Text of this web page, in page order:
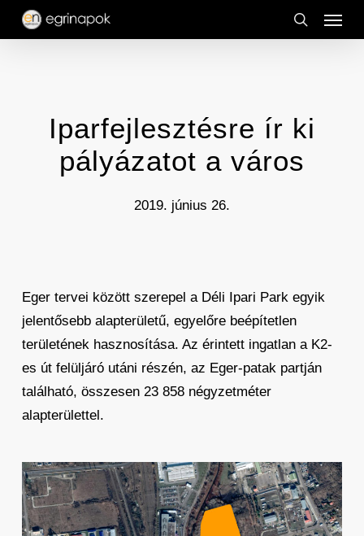
Skip
search
Menu
Iparfejlesztésre ír ki
pályázatot a város
2019. június 26.
Eger tervei között szerepel a Déli Ipari Park egyik
jelentősebb alapterületű, egyelőre beépítetlen
területének hasznosítása. Az érintett ingatlan a K2-
es út felüljáró utáni részén, az Eger-patak partján
található, összesen 23 858 négyzetméter
alapterülettel.